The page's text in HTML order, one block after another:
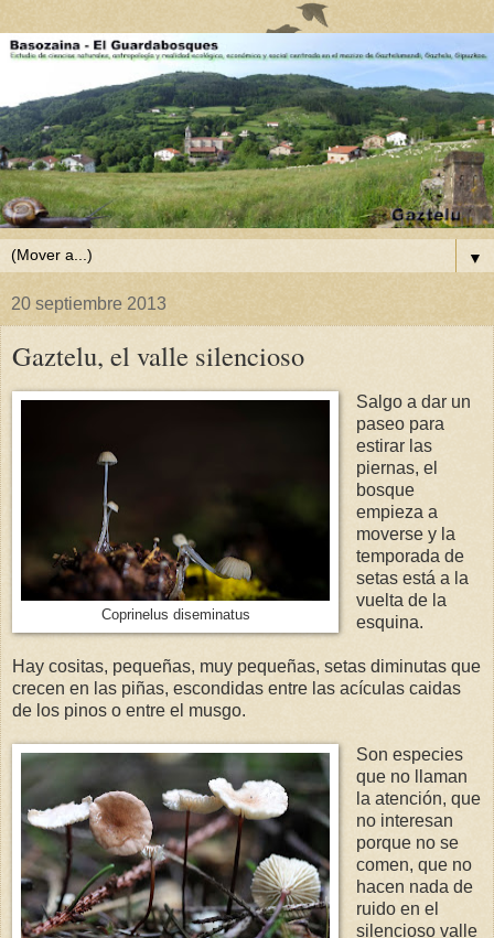
▼
20 septiembre 2013
Gaztelu, el valle silencioso
Coprinelus diseminatus
Salgo a dar un
paseo para
estirar las
piernas, el
bosque
empieza a
moverse y la
temporada de
setas está a la
vuelta de la
esquina.
Hay cositas, pequeñas, muy pequeñas, setas diminutas que
crecen en las piñas, escondidas entre las acículas caidas
de los pinos o entre el musgo.
Son especies
que no llaman
la atención, que
no interesan
porque no se
comen, que no
hacen nada de
ruido en el
silencioso valle